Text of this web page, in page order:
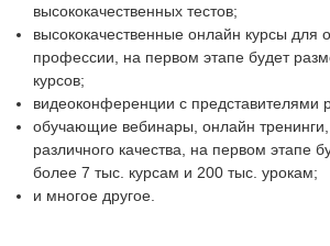
высококачественных тестов;
высококачественные онлайн курсы для
профессии, на первом этапе будет
курсов;
видеоконференции с представителями
обучающие вебинары, онлайн тренинги,
различного качества, на первом этапе
более 7 тыс. курсам и 200 тыс. урокам;
и многое другое.